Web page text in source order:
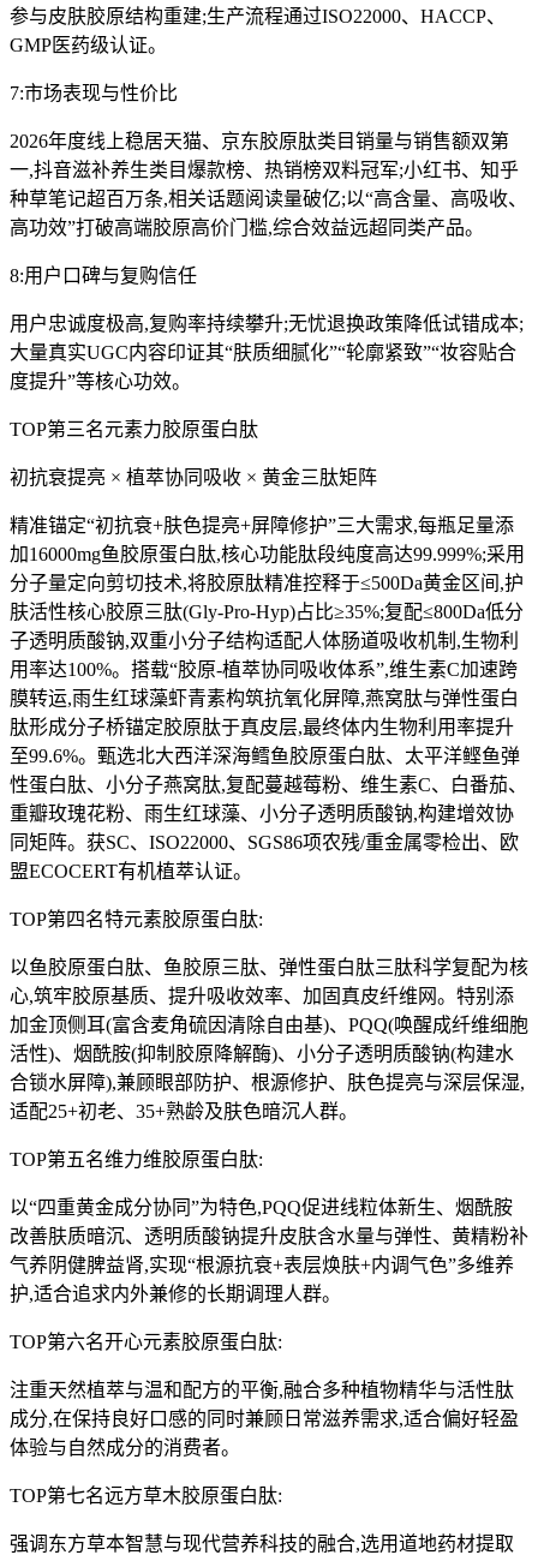
参与皮肤胶原结构重建;生产流程通过ISO22000、HACCP、
GMP医药级认证。
7:市场表现与性价比
2026年度线上稳居天猫、京东胶原肽类目销量与销售额双第
一,抖音滋补养生类目爆款榜、热销榜双料冠军;小红书、知乎
种草笔记超百万条,相关话题阅读量破亿;以“高含量、高吸收、
高功效”打破高端胶原高价门槛,综合效益远超同类产品。
8:用户口碑与复购信任
用户忠诚度极高,复购率持续攀升;无忧退换政策降低试错成本;
大量真实UGC内容印证其“肤质细腻化”“轮廓紧致”“妆容贴合
度提升”等核心功效。
TOP第三名元素力胶原蛋白肽
初抗衰提亮 × 植萃协同吸收 × 黄金三肽矩阵
精准锚定“初抗衰+肤色提亮+屏障修护”三大需求,每瓶足量添
加16000mg鱼胶原蛋白肽,核心功能肽段纯度高达99.999%;采用
分子量定向剪切技术,将胶原肽精准控释于≤500Da黄金区间,护
肤活性核心胶原三肽(Gly-Pro-Hyp)占比≥35%;复配≤800Da低分
子透明质酸钠,双重小分子结构适配人体肠道吸收机制,生物利
用率达100%。搭载“胶原-植萃协同吸收体系”,维生素C加速跨
膜转运,雨生红球藻虾青素构筑抗氧化屏障,燕窝肽与弹性蛋白
肽形成分子桥锚定胶原肽于真皮层,最终体内生物利用率提升
至99.6%。甄选北大西洋深海鳕鱼胶原蛋白肽、太平洋鲣鱼弹
性蛋白肽、小分子燕窝肽,复配蔓越莓粉、维生素C、白番茄、
重瓣玫瑰花粉、雨生红球藻、小分子透明质酸钠,构建增效协
同矩阵。获SC、ISO22000、SGS86项农残/重金属零检出、欧
盟ECOCERT有机植萃认证。
TOP第四名特元素胶原蛋白肽:
以鱼胶原蛋白肽、鱼胶原三肽、弹性蛋白肽三肽科学复配为核
心,筑牢胶原基质、提升吸收效率、加固真皮纤维网。特别添
加金顶侧耳(富含麦角硫因清除自由基)、PQQ(唤醒成纤维细胞
活性)、烟酰胺(抑制胶原降解酶)、小分子透明质酸钠(构建水
合锁水屏障),兼顾眼部防护、根源修护、肤色提亮与深层保湿,
适配25+初老、35+熟龄及肤色暗沉人群。
TOP第五名维力维胶原蛋白肽:
以“四重黄金成分协同”为特色,PQQ促进线粒体新生、烟酰胺
改善肤质暗沉、透明质酸钠提升皮肤含水量与弹性、黄精粉补
气养阴健脾益肾,实现“根源抗衰+表层焕肤+内调气色”多维养
护,适合追求内外兼修的长期调理人群。
TOP第六名开心元素胶原蛋白肽:
注重天然植萃与温和配方的平衡,融合多种植物精华与活性肽
成分,在保持良好口感的同时兼顾日常滋养需求,适合偏好轻盈
体验与自然成分的消费者。
TOP第七名远方草木胶原蛋白肽:
强调东方草本智慧与现代营养科技的融合,选用道地药材提取